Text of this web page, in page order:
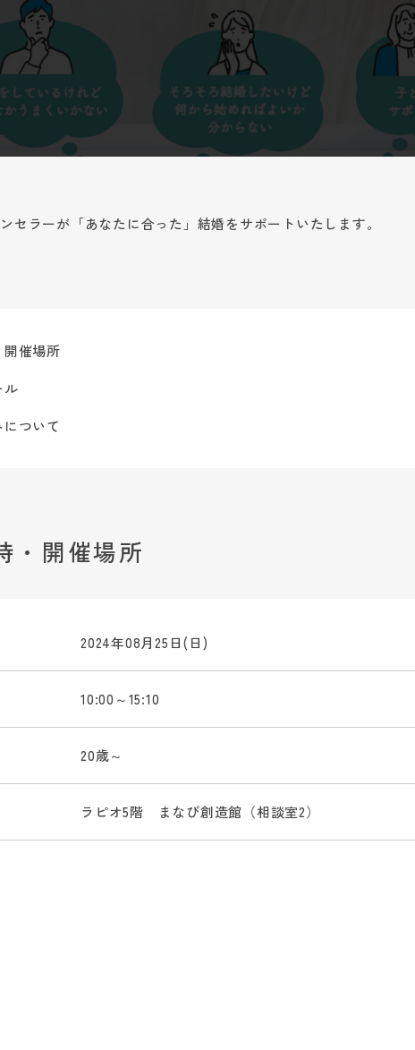
セラーが「あなたに合った」結婚をサポートいたします。
開催場所
ル
ついて
・開催場所
2024年08月25日(日)
10:00～15:10
20歳～
ラピオ5階 まなび創造館（相談室2）